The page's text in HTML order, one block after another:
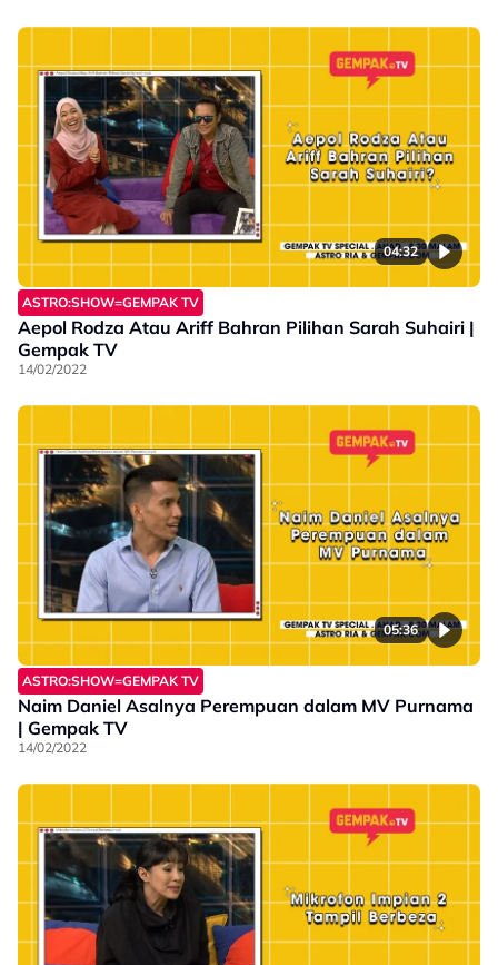
04:32
ASTRO:SHOW=GEMPAK TV
Aepol Rodza Atau Ariff Bahran Pilihan Sarah Suhairi |
Gempak TV
14/02/2022
05:36
ASTRO:SHOW=GEMPAK TV
Naim Daniel Asalnya Perempuan dalam MV Purnama
| Gempak TV
14/02/2022